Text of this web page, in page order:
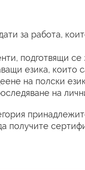
за работа,
подготвящи се
езика, които
на полски
на
получите